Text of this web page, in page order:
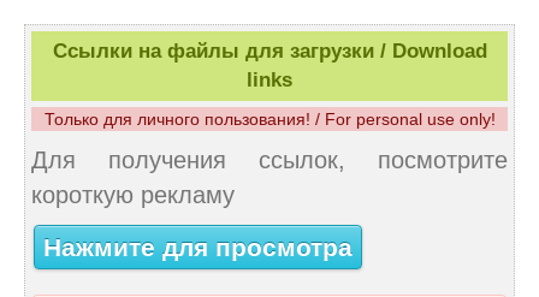
Ссылки на файлы для загрузки / Download
links
Только для личного пользования! / For personal use only!
Для получения ссылок, посмотрите
короткую рекламу
Нажмите для просмотра